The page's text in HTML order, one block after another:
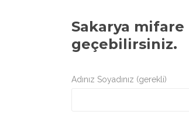
Sakarya
geçebilirsiniz.
Adınız Soyadınız (gerekli)